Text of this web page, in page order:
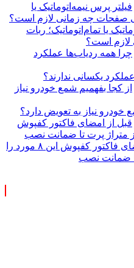
فیلتر پرس نیمه‌اتوماتیک یا
صفحات چه زمانی لازم است؟
یا تمام‌اتوماتیک؛ ربات
لازم است؟
چرا همه ردیاب‌ها عملکرد
یکسانی ندارند؟
از کجا بفهمیم شمع خودرو نیاز
خودرو نیاز به تعویض دارد؟
قبل از امضای فاکتور کفپوش
قبل از امضای فاکتور کفپوش این ۸ مورد را
ضمانت نصب